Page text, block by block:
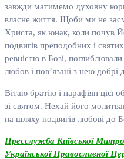
завжди матимемо духовну
власне життя. Щоби ми не
Христа, як юнак, коли почув
подвигів преподобних і
ревністю в Бозі,
любов і пов’язані з нею добрі
Вітаю братію і парафіян цієї
зі святом. Нехай його
на шляху подвигів любові до
Пресслужба Київської
Української Православної